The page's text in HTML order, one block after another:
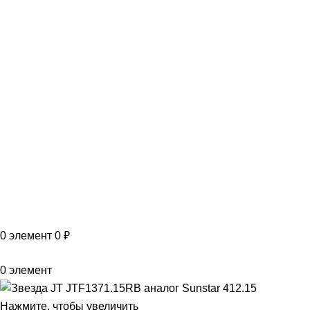
0 элемент 0 ₽
0 элемент
Нажмите, чтобы увеличить